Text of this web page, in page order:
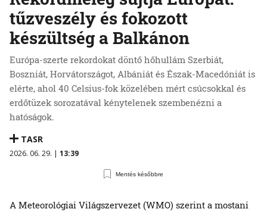
tűzveszély és fokozott
készültség a Balkánon
Európa-szerte rekordokat döntő hőhullám Szerbiát,
Boszniát, Horvátországot, Albániát és Észak-Macedóniát is
elérte, ahol 40 Celsius-fok közelében mért csúcsokkal és
erdőtüzek sorozatával kénytelenek szembenézni a
hatóságok.
TASR
2026. 06. 29. | 13:39
Mentés későbbre
A Meteorológiai Világszervezet (WMO) szerint a mostani